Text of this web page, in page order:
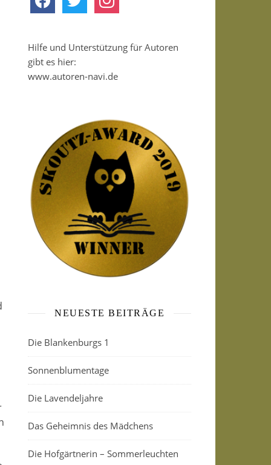
Hilfe und Unterstützung für Autoren
gibt es hier:
www.autoren-navi.de
NEUESTE BEITRÄGE
Die Blankenburgs 1
Sonnenblumentage
Die Lavendeljahre
Das Geheimnis des Mädchens
Die Hofgärtnerin – Sommerleuchten